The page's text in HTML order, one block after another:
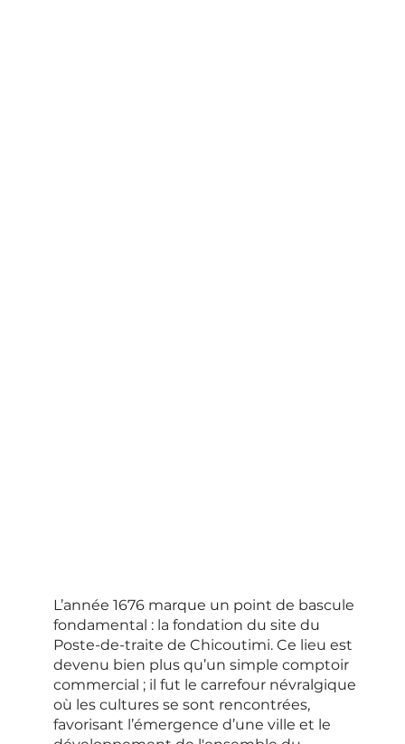
L’année 1676 marque un point de bascule
fondamental : la fondation du site du
Poste-de-traite de Chicoutimi. Ce lieu est
devenu bien plus qu’un simple comptoir
commercial ; il fut le carrefour névralgique
où les cultures se sont rencontrées,
favorisant l’émergence d’une ville et le